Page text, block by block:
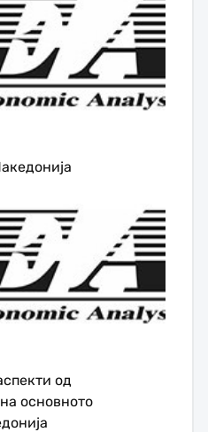
од
основното